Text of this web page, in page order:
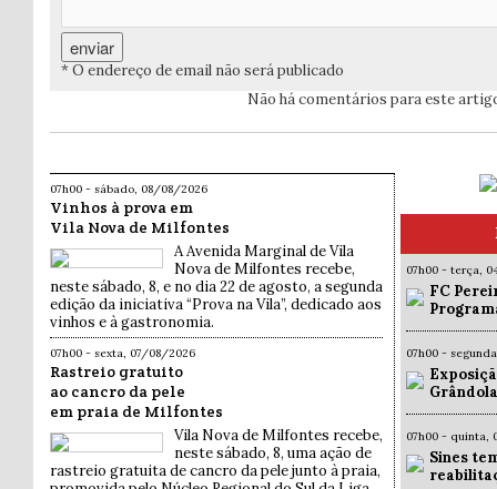
* O endereço de email não será publicado
Não há comentários para este
07h00 - sábado, 08/08/2026
Vinhos à prova em
Vila Nova de Milfontes
A Avenida Marginal de Vila
Nova de Milfontes recebe,
neste sábado, 8, e no dia 22 de agosto, a segunda
edição da iniciativa “Prova na Vila”, dedicado aos
vinhos e à gastronomia.
07h00 - sexta, 07/08/2026
Rastreio gratuito
ao cancro da pele
em praia de Milfontes
Vila Nova de Milfontes recebe,
neste sábado, 8, uma ação de
rastreio gratuita de cancro da pele junto à praia,
07h00 - terça,
FC
07h00 -
07h00 - quinta,
Sines